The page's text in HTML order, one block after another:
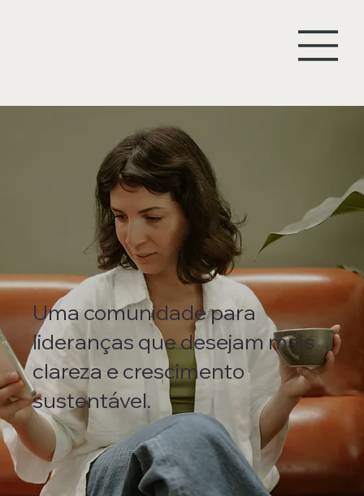
Uma comunidade para
lideranças que desejam mais
clareza e crescimento
sustentável.